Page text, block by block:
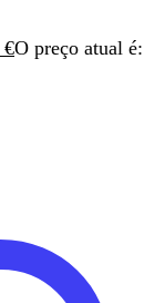
€O preço atual é: